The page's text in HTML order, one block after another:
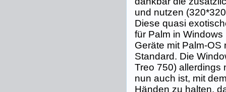
und nutzen
Diese quasi
für Palm in
Geräte mit Palm-
Standard. Die
Treo 750) allerdings
nun auch ist, mit
Händen zu halten,